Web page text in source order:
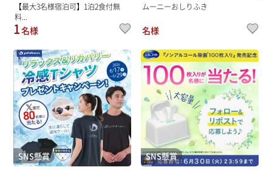
【最大3名様宿泊可】1泊2食付無
料...
1名様
ムーニーおしりふき
名様
SNS懸賞 SNS懸賞